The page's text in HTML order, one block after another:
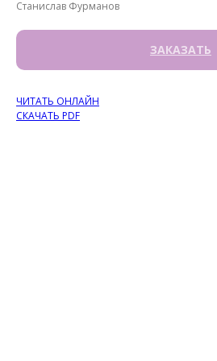
Станислав Фурманов
ЗАКАЗАТЬ
ЧИТАТЬ ОНЛАЙН
СКАЧАТЬ PDF